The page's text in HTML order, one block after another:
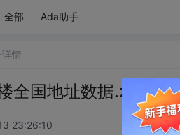
全部 Ada助手
情
全国地址数据.zip下载
23:26:10